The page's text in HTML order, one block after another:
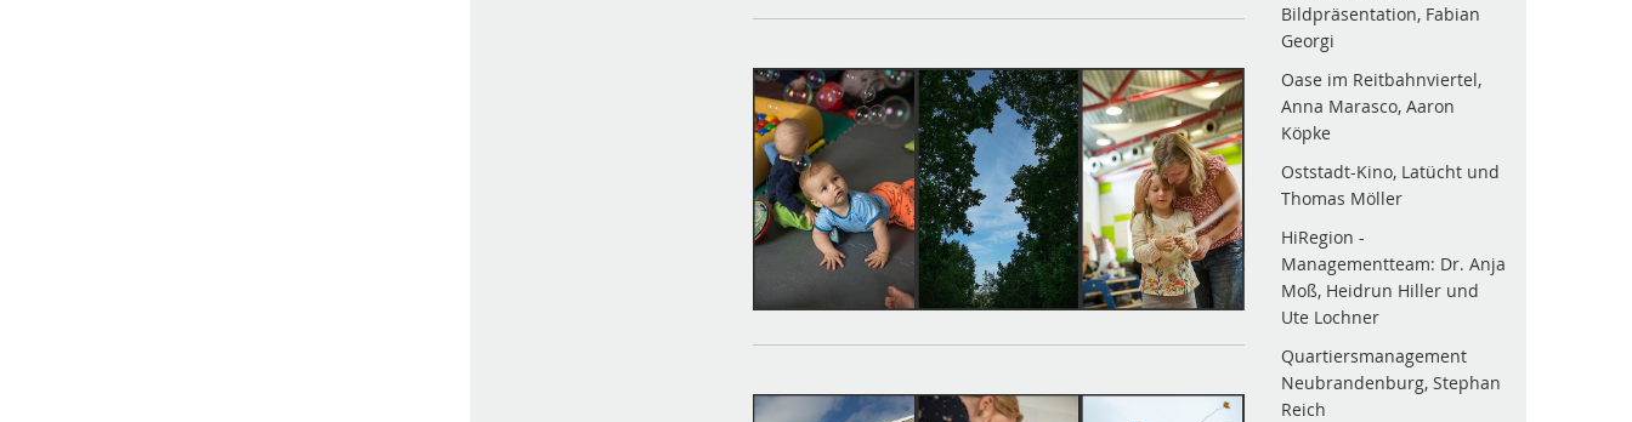
Bildpräsentation, Fabian
Georgi
Oase im Reitbahnviertel,
Anna Marasco, Aaron
Köpke
Oststadt-Kino, Latücht und
Thomas Möller
HiRegion -
Managementteam: Dr. Anja
Moß, Heidrun Hiller und
Ute Lochner
Quartiersmanagement
Neubrandenburg, Stephan
Reich